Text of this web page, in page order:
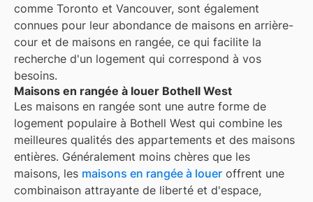
comme Toronto et Vancouver, sont également
connues pour leur abondance de maisons en arrière-
cour et de maisons en rangée, ce qui facilite la
recherche d'un logement qui correspond à vos
besoins.
Maisons en rangée à louer Bothell West
Les maisons en rangée sont une autre forme de
logement populaire à Bothell West qui combine les
meilleures qualités des appartements et des maisons
entières. Généralement moins chères que les
maisons, les maisons en rangée à louer offrent une
combinaison attrayante de liberté et d'espace,